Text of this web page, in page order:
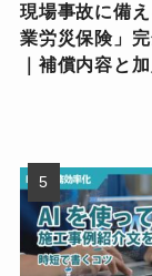
現場事故に備
業労災保険」
｜補償内容と